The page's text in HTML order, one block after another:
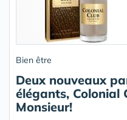
Bien être
Deux nouveaux
élégants, Colonial
Monsieur!